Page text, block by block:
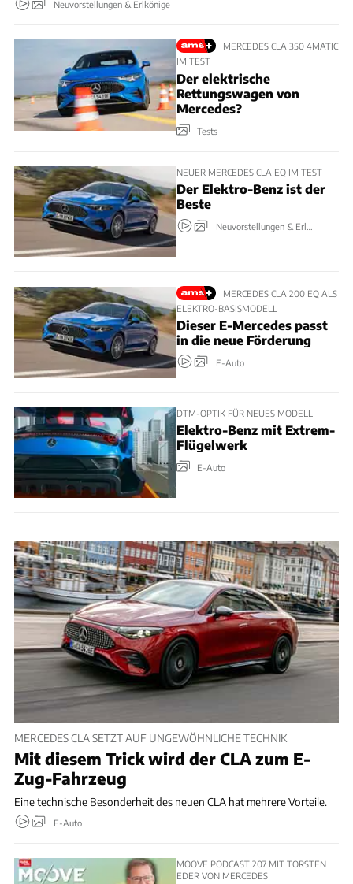
Neuvorstellungen & Erlkönige
MERCEDES CLA 350 4MATIC
IM TEST
Der elektrische
Rettungswagen von
Mercedes?
Tests
NEUER MERCEDES CLA EQ IM TEST
Der Elektro-Benz ist der
Beste
Neuvorstellungen & Erlkönige
MERCEDES CLA 200 EQ ALS
ELEKTRO-BASISMODELL
Dieser E-Mercedes passt
in die neue Förderung
E-Auto
DTM-OPTIK FÜR NEUES MODELL
Elektro-Benz mit Extrem-
Flügelwerk
E-Auto
MERCEDES CLA SETZT AUF UNGEWÖHNLICHE TECHNIK
Mit diesem Trick wird der CLA zum E-
Zug-Fahrzeug
Eine technische Besonderheit des neuen CLA hat mehrere Vorteile.
E-Auto
MOOVE PODCAST 207 MIT TORSTEN
EDER VON MERCEDES